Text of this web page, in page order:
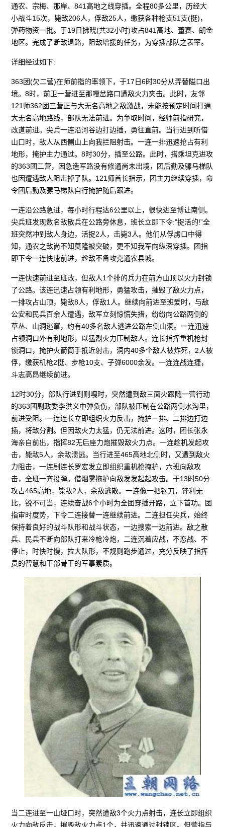
通农、宗梅、那岸、841高地之线穿插。全程80多公里，历经大
小战斗15次，毙敌206人，俘敌25人，缴获各种枪支51支(挺)，
弹药物资一批。于19日拂晓(共32小时)攻占841高地、董赛、朗金
地区。完成了断敌退路，阻敌增援的任务，为穿插部队之表率。
详细经过如下:
363团(欠二营)在师前指的率领下，于17日6时30分从弄替隘口出
境。8时，前卫一营进至那嘎岔路口遭敌火力夹击。此时，友邻
121师362团三营正与大无名高地之敌激战，未能按预定时间打通
大无名高地路线，部队无法前进。为争取时间，经师前指研究，
改道前进。尖兵一连沿河谷边打边插，勇往直前。当行进到听借
山口时，敌人从西侧山上向我拦阻射击。一连一排迅速抢占有利
地形，掩护主力通过。8时30分，插至公路。此时，搭乘坦克进攻
的363团二营，因急造军路没有修通尚未出境，团后勤及骡马梯队
也因遭遇敌人阻击掉了队。121师首长指示，团主力继续穿插，命
令团后勤及骡马梯队自行掩护随后跟进。
一连沿公路急进，每小时行程达6公里以上，很快进至博让南侧。
尖兵班发现数名敌散兵在公路旁休息，班长立即下令:”捉活的!”全
班突然冲到敌人身边，活捉2人，击毙3人。他们从俘虏口中得
知，通农之敌尚不知莫隆被突破，更不知我军向纵深穿插。团指
即下令一连快速前进，趁敌不备攻克通农县城。
一连快速前进至班改，但敌人1个排的兵力在前方山顶以火力封锁
了公路。该连迅速占领有利地形，勇猛攻击，摧毁了敌火力点，
一排攻占山顶，毙敌8人，俘敌1人。继续向前进至班爱时，与敌
公安和民兵百余人遭遇，敌军立刻惊慌失措，纷纷向公路两侧的
草丛、山洞逃窜，约有40多名敌人逃进公路左侧山洞。一连迅速
占领洞口外有利地形，以猛烈火力压制敌人。连长指挥重机枪封
锁洞口，掩护火箭筒手抵近射击，洞内40多个敌人被炸死，2人被
俘，缴获机枪2挺、步枪10支、子弹6000余发。一连连战连捷，
斗志高昂继续前进。
12时30分，部队行进到则嘎时，突然遭到敌三面火跟随一营行动
的363团副政委李洪义中弹负伤，部队被压制在公路两侧水沟里，
前进受阻。一连连长立即组织火力反击，掩护一排、二排边打边
插，将敌分割。但因敌火力太猛，仍无法前进。这时，团长张永
海亲自前出，指挥82无后座力炮摧毁敌火力点。一连趁机发起攻
击，毙敌5人，余敌溃逃。当行进至465高地北侧时，又遭到敌火
力阻击，一连剧连长罗宏发立即组织重机枪掩护，六班向敌攻
击，全班一齐投弹。借烟雾拖护向敌发发起起攻击。于13时50分
攻占465高地，毙敌2人，余敌逃散。一连像一把钢刀，锋利无
比，锐不可当，连续奋战6个小时为全团穿插开路，立下首功。团
指审时度势，下令二连接替一连继续前进。二连担任尖兵，始终
保持着良好的战斗队形和战斗状态，一边搜索一边前进。敌之散
兵、民兵不断向部队打来冷枪冷炮，二连沉着应战，不恋战、不
停止，时快时慢，拉大队形，不规则跑步通过，充分反映了指挥
员的智慧和干部骨干的军事素质。
当二连进至一山垭口时，突然遭敌3个火力点射击，连长立即组织
火力向敌反击，摧毁敌火力点1个，并迅速通过封锁区。但营指与